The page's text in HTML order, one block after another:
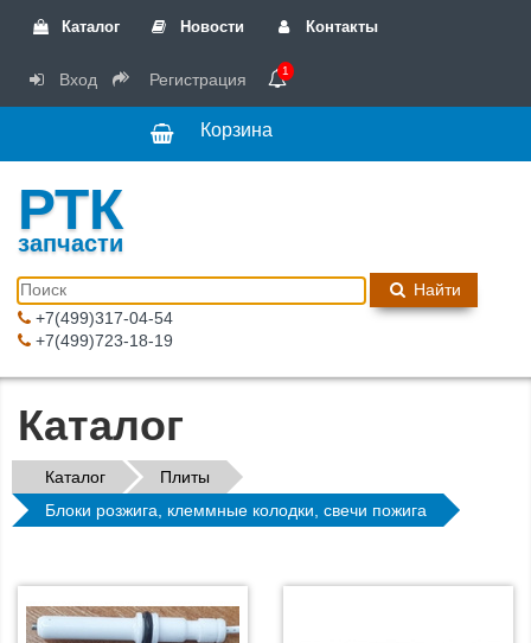
Каталог Новости Контакты
Вход Регистрация 1
Корзина
РТК
запчасти
Найти
+7(499)317-04-54
+7(499)723-18-19
Каталог
Каталог
Плиты
Блоки розжига, клеммные колодки, свечи пожига